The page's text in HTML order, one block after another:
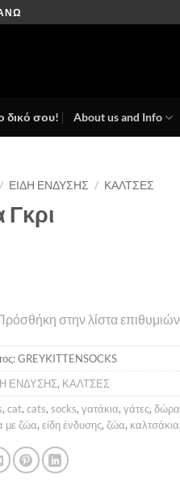
δικό σου! About us and Info
/ ΕΙΔΗ ΕΝΔΥΣΗΣ / ΚΑΛΤΣΕΣ
Γκρι
στην λίστα επιθυμιών
GREYKITTENSOCKS
ΕΝΔΥΣΗΣ, ΚΑΛΤΣΕΣ
, cat, cats, socks, γατάκια, γάτες, δώρα
με ζώα, είδη ένδυσης, ζώα, καλτσάκια,